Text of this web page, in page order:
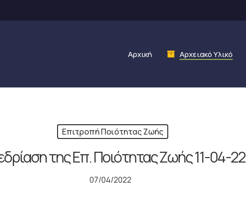
Αρχική Αρχειακό Υλικό
Επιτροπή Ποιότητας Ζωής
της Επ. Ποιότητας Ζωής 11-04-22
07/04/2022